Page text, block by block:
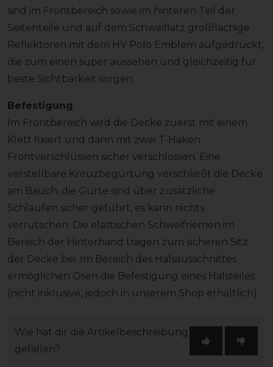
sind im Frontbereich sowie im hinteren Teil der
Seitenteile und auf dem Schweiflatz großflächige
Reflektoren mit dem HV Polo Emblem aufgedruckt,
die zum einen super aussehen und gleichzeitig für
beste Sichtbarkeit sorgen.
Befestigung
Im Frontbereich wird die Decke zuerst mit einem
Klett fixiert und dann mit zwei T-Haken
Frontverschlüssen sicher verschlossen. Eine
verstellbare Kreuzbegurtung verschließt die Decke
am Bauch, die Gurte sind über zusätzliche
Schlaufen sicher geführt, es kann nichts
verrutschen. Die elastischen Schweifriemen im
Bereich der Hinterhand tragen zum sicheren Sitz
der Decke bei. Im Bereich des Halsausschnittes
ermöglichen Ösen die Befestigung eines Halsteiles
(nicht inklusive, jedoch in unserem Shop erhältlich).
Wie hat dir die Artikelbeschreibung
gefallen?